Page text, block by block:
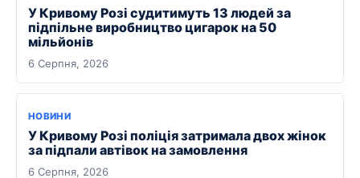
У Кривому Розі судитимуть 13 людей за
підпільне виробництво цигарок на 50
мільйонів
6 Серпня, 2026
НОВИНИ
У Кривому Розі поліція затримала двох жінок
за підпали автівок на замовлення
6 Серпня, 2026